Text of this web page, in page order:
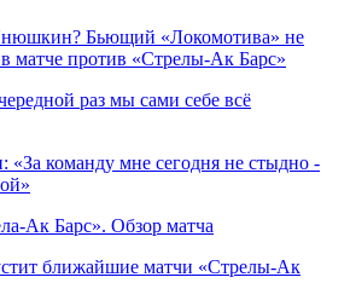
Бьющий «Локомотива» не
матче против «Стрелы-Ак Барс»
раз мы сами себе всё
команду мне сегодня не стыдно -
Ак Барс». Обзор матча
ближайшие матчи «Стрелы-Ак